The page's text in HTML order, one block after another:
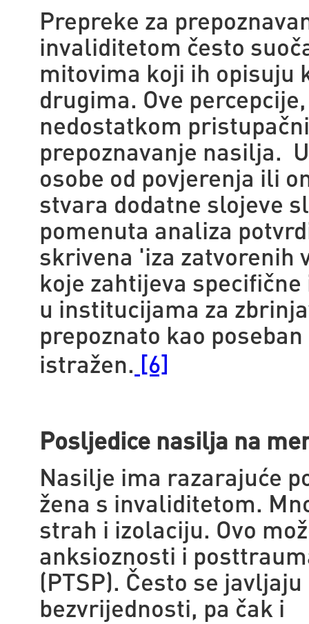
Prepreke za
invaliditetom često
mitovima koji ih opisuju
drugima. Ove
nedostatkom
prepoznavanje nasilja.
osobe od povjerenja ili
stvara dodatne slojeve
pomenuta analiza
skrivena 'iza zatvorenih
koje zahtijeva
u institucijama za
prepoznato kao
istražen. [6]
Posljedice nasilja na
Nasilje ima razarajuće
žena s invaliditetom.
strah i izolaciju. Ovo
anksioznosti i
(PTSP). Često se
bezvrijednosti, pa čak i